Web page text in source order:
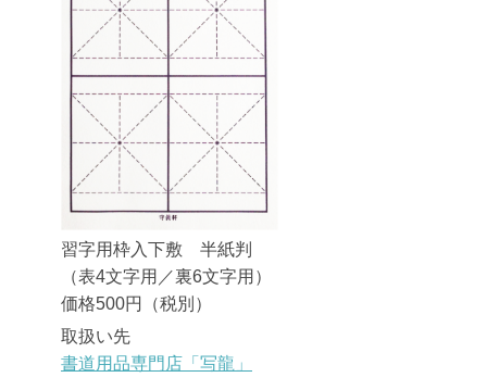
習字用枠入下敷 半紙判
（表4文字用／裏6文字用）
価格500円（税別）
取扱い先
書道用品専門店「写龍」